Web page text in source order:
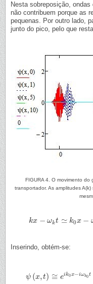
Nesta sobreposição, ondas
não contribuem porque as
pequenas. Por outro lado,
junto do pico, pelo que
FIGURA 4. O movimento
transportador. As amplitudes
kx − ωkt ≃ k0x −
kx−ω kt≃k 0x−ωk0 t+ (
Inserindo, obtém-se:
ψ (x,t) ≅ eik0x−iωk0t
ψ( x,t)≅e ik0 x−iωk0t∫−∞